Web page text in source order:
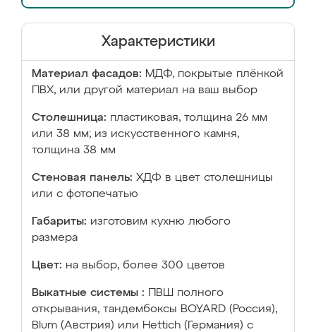
Характеристики
Материал фасадов: МДФ, покрытые плёнкой
ПВХ, или другой материал на ваш выбор
Столешница: пластиковая, толщина 26 мм
или 38 мм; из искусственного камня,
толщина 38 мм
Стеновая панель: ХДФ в цвет столешницы
или с фотопечатью
Габариты: изготовим кухню любого
размера
Цвет: на выбор, более 300 цветов
Выкатные системы :
ПВШ полного
открывания, тандембоксы BOYARD (Россия),
Blum (Австрия) или Hettich (Германия) с